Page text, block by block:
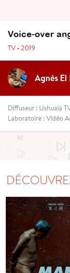
Voice-over
TV • 2019
Agnès El
Diffuseur : Ushuaïa
Laboratoire : Vidéo